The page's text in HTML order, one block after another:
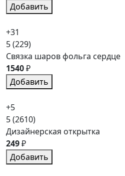
Добавить
+31
5(229)
Связка шаров фольга сердце
1540₽
Добавить
+5
5(2610)
Дизайнерская открытка
249₽
Добавить